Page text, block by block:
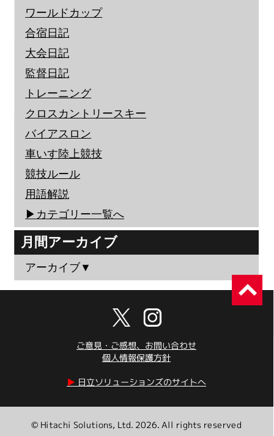
ワールドカップ
合宿日記
大会日記
監督日記
トレーニング
クロスカントリースキー
バイアスロン
車いす陸上競技
競技ルール
用語解説
▶︎カテゴリー一覧へ
月間アーカイブ
アーカイブ▼
ご意見・ご感想、お問い合わせ
個人情報保護方針
▶︎ 日立ソリューションズのサイトへ
© Hitachi Solutions, Ltd. 2026. All rights reserved